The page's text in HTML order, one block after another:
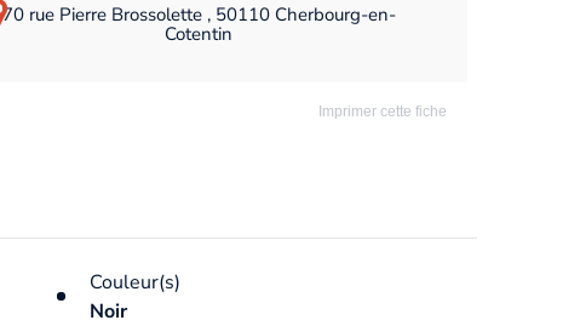
70 rue Pierre Brossolette , 50110 Cherbourg-en-
Cotentin
Imprimer cette fiche
Couleur(s)
Noir